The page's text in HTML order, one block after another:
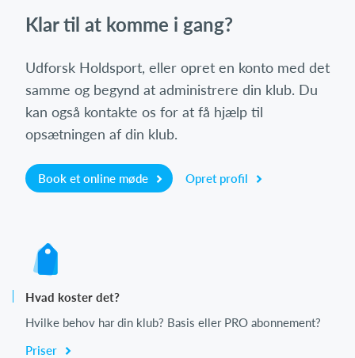
Klar til at komme i gang?
Udforsk Holdsport, eller opret en konto med det
samme og begynd at administrere din klub. Du
kan også kontakte os for at få hjælp til
opsætningen af din klub.
Book et online møde Opret profil
Hvad koster det?
Hvilke behov har din klub? Basis eller PRO abonnement?
Priser